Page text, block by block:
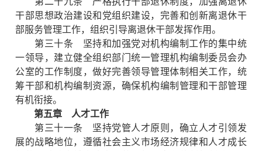
第二十九条 严格执行干部退休制度，加强离退休
干部思想政治建设和党组织建设，完善和创新离退休干
部服务管理工作，组织引导离退休干部发挥作用。
第三十条 坚持和加强党对机构编制工作的集中统
一领导，建立健全组织部门统一管理机构编制委员会办
公室的工作制度，做好完善领导管理体制相关工作，统
筹干部和机构编制资源，确保机构编制管理和干部管理
有机衔接。
第五章 人才工作
第三十一条 坚持党管人才原则，确立人才引领发
展的战略地位，遵循社会主义市场经济规律和人才成长